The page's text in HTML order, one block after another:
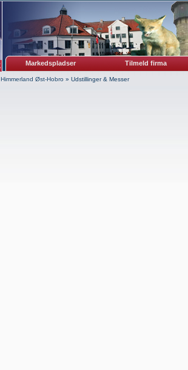
Markedspladser Tilmeld firma
Himmerland Øst-Hobro » Udstillinger & Messer